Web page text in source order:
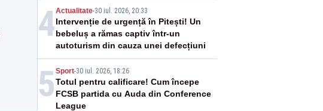
4Actualitate-30 iul. 2026, 20:33
Intervenție de urgență în Pitești! Un
bebeluș a rămas captiv într-un
autoturism din cauza unei defecțiuni
5 Sport-30 iul. 2026, 18:26
Totul pentru calificare! Cum începe
FCSB partida cu Auda din Conference
League